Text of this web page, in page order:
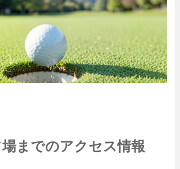
までのアクセス情報